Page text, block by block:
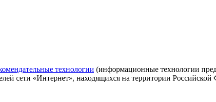
технологии (информационные технологии
сети «Интернет», находящихся на территории